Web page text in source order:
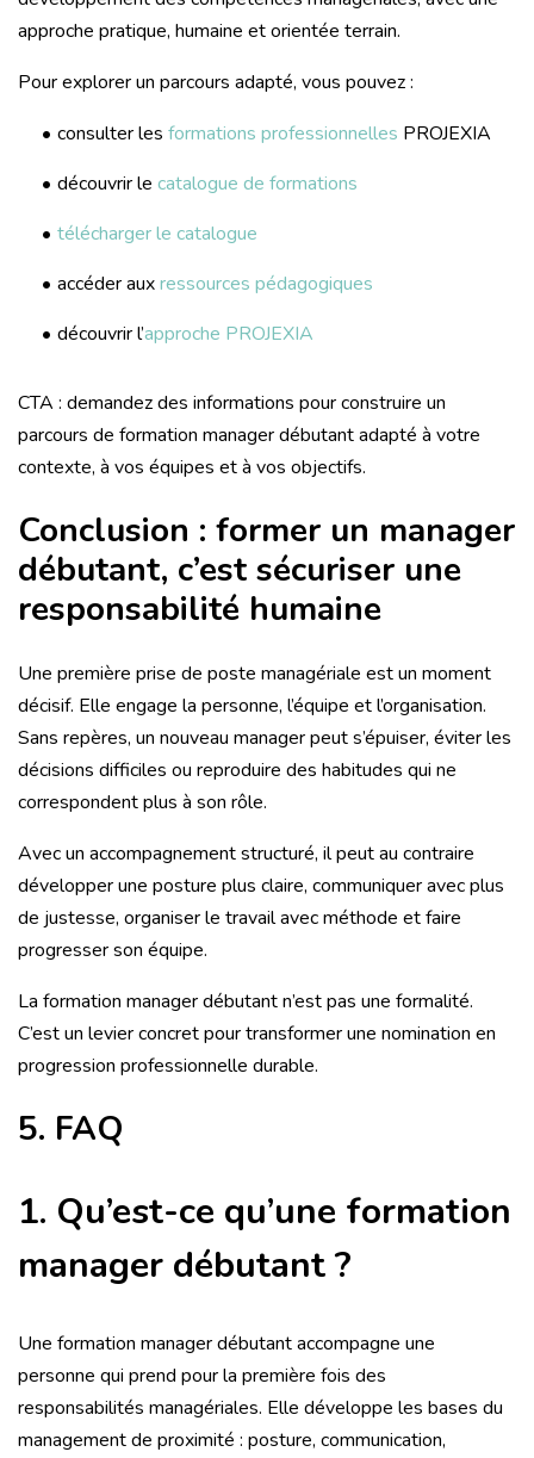
approche pratique, humaine et orientée terrain.
Pour explorer un parcours adapté, vous pouvez :
consulter les formations professionnelles PROJEXIA
découvrir le catalogue de formations
télécharger le catalogue
accéder auxressources pédagogiques
découvrir l’approche PROJEXIA
CTA : demandez des informations pour construire un
parcours de formation manager débutant adapté à votre
contexte, à vos équipes et à vos objectifs.
Conclusion : former un manager
débutant, c’est sécuriser une
responsabilité humaine
Une première prise de poste managériale est un moment
décisif. Elle engage la personne, l’équipe et l’organisation.
Sans repères, un nouveau manager peut s’épuiser, éviter les
décisions difficiles ou reproduire des habitudes qui ne
correspondent plus à son rôle.
Avec un accompagnement structuré, il peut au contraire
développer une posture plus claire, communiquer avec plus
de justesse, organiser le travail avec méthode et faire
progresser son équipe.
La formation manager débutant n’est pas une formalité.
C’est un levier concret pour transformer une nomination en
progression professionnelle durable.
5. FAQ
1. Qu’est-ce qu’une formation
manager débutant ?
Une formation manager débutant accompagne une
personne qui prend pour la première fois des
responsabilités managériales. Elle développe les bases du
management de proximité : posture, communication,